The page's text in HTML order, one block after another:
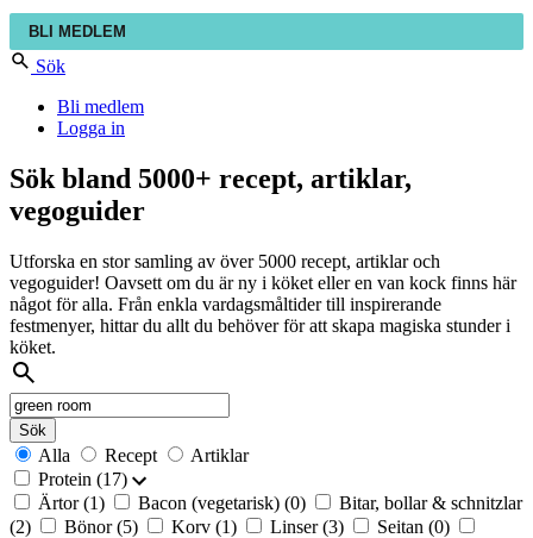
BLI MEDLEM
Sök
Bli medlem
Logga in
Sök bland 5000+ recept, artiklar,
vegoguider
Utforska en stor samling av över 5000 recept, artiklar och
vegoguider! Oavsett om du är ny i köket eller en van kock finns här
något för alla. Från enkla vardagsmåltider till inspirerande
festmenyer, hittar du allt du behöver för att skapa magiska stunder i
köket.
Sök
på:
Alla Recept
Artiklar
Protein (17)
Ärtor(1) Bacon (vegetarisk) (0)
Bitar, bollar & schnitzlar
(2)
Bönor(5) Korv (1) Linser(3) Seitan (0)